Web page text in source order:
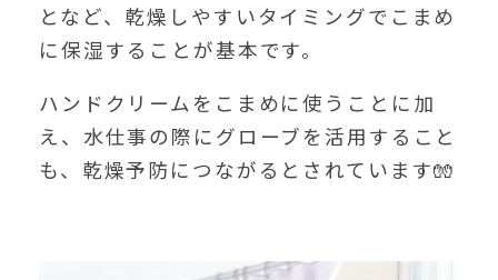
となど、乾燥しやすいタイミングでこまめ
に保湿することが基本です。
ハンドクリームをこまめに使うことに加
え、水仕事の際にグローブを活用すること
も、乾燥予防につながるとされています🧤